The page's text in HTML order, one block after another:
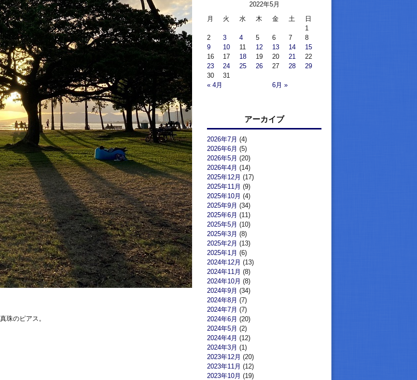
珠のピアス。
2022年5月
月
火 水 木 金 土 日
« 4月 6月 »
1
2
3 4 5 6 7
8
9
10 11 12 13 14
15
16
17 18 19 20 21
22
23
24 25 26 27 28
29
30
31
アーカイブ
2026年7月 (4)
2026年6月 (5)
2026年5月 (20)
2026年4月 (14)
2025年12月 (17)
2025年11月 (9)
2025年10月 (4)
2025年9月 (34)
2025年6月 (11)
2025年5月 (10)
2025年3月 (8)
2025年2月 (13)
2025年1月 (6)
2024年12月 (13)
2024年11月 (8)
2024年10月 (8)
2024年9月 (34)
2024年8月 (7)
2024年7月 (7)
2024年6月 (20)
2024年5月 (2)
2024年4月 (12)
2024年3月 (1)
2023年12月 (20)
2023年11月 (12)
2023年10月 (19)